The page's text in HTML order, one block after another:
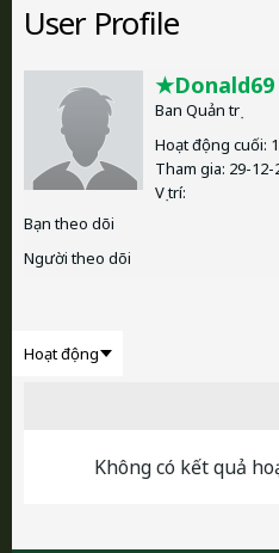
User Profile
★Donald69
Ban Quản trị
Hoạt động cuối:
Tham gia: 29-12-
Vị trí:
Bạn theo dõi
Người theo dõi
Không có kết quả